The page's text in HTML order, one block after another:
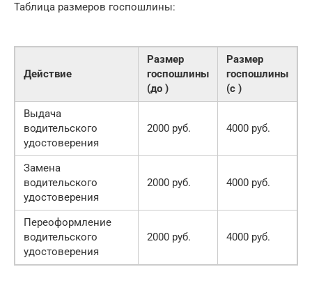
Таблица размеров госпошлины:
Действие
Размер
госпошлины
(до )
Размер
госпошлины
(с )
Выдача
водительского
удостоверения
2000 руб. 4000 руб.
Замена
водительского
удостоверения
2000 руб. 4000 руб.
Переоформление
водительского
удостоверения
2000 руб. 4000 руб.